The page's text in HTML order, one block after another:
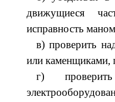
движущиеся
исправность
в) проверить
или
г)